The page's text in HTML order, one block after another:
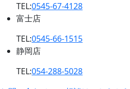
TEL:0545-67-4128
富士店
TEL:0545-66-1515
静岡店
TEL:054-288-5028